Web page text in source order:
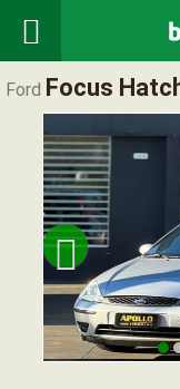

Ford Focus
